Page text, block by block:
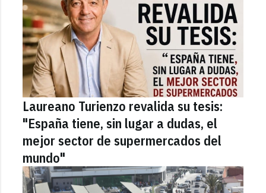
Laureano Turienzo revalida su tesis:
"España tiene, sin lugar a dudas, el
mejor sector de supermercados del
mundo"